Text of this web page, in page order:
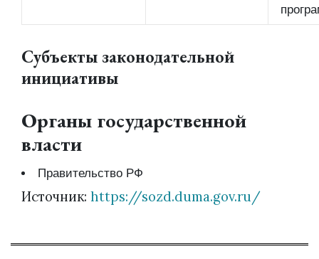
Субъекты законодательной
инициативы
Органы государственной
власти
Правительство РФ
Источник: https://sozd.duma.gov.ru/